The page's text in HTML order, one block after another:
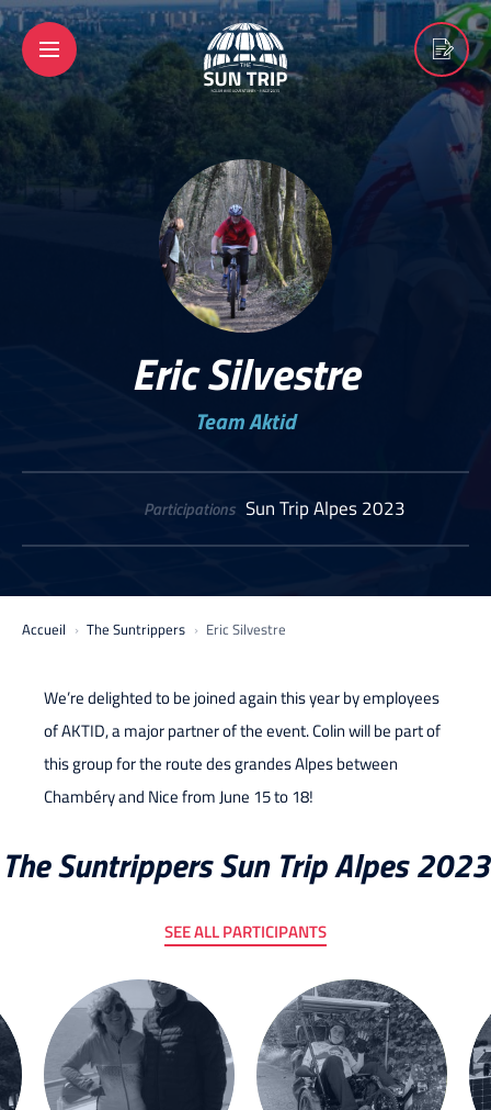
Eric Silvestre
Team Aktid
Participations Sun Trip Alpes 2023
Accueil The Suntrippers Eric Silvestre
We’re delighted to be joined again this year by employees
of AKTID, a major partner of the event. Colin will be part of
this group for the route des grandes Alpes between
Chambéry and Nice from June 15 to 18!
The Suntrippers Sun Trip Alpes 2023
SEE ALL PARTICIPANTS